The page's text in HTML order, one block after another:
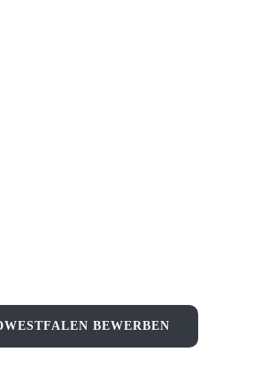
BEWERBEN